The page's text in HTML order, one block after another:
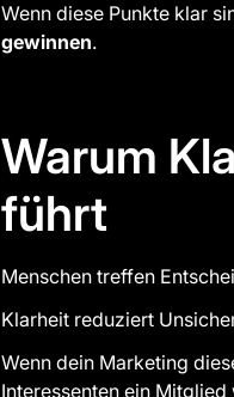
Wenn diese Punkte klar
gewinnen.
Warum
führt
Menschen treffen
Klarheit reduziert
Wenn dein Marketing
Interessenten ein Mitglied